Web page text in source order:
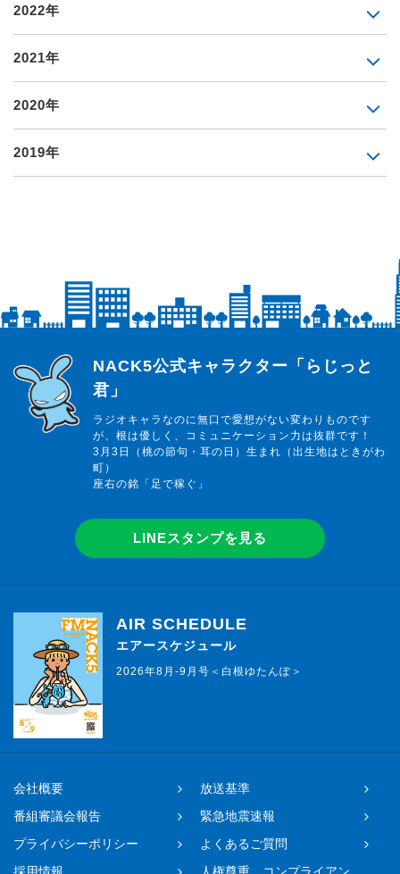
2022年
2021年
2020年
2019年
らじっと君
NACK5公式キャラクター「らじっと
君」
ラジオキャラなのに無口で愛想がない変わりものです
が、根は優しく、コミュニケーション力は抜群です！
3月3日（桃の節句・耳の日）生まれ（出生地はときがわ
町）
座右の銘「足で稼ぐ」
LINEスタンプを見る
AIR SCHEDULE
エアースケジュール
2026年8月-9月号＜白根ゆたんぽ＞
会社概要
放送基準
番組審議会報告
緊急地震速報
プライバシーポリシー
よくあるご質問
採用情報
人権尊重、コンプライアン